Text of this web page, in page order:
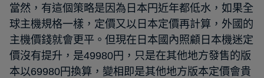
當然，有這個策略是因為日本円近年都低水，如果全
球主機規格一樣，定價又以日本定價再計算，外國的
主機價錢就會更平。但現在日本國內照顧日本機迷定
價沒有提升，是49980円，只是在其他地方發售的版
本以69980円換算，變相即是其他地方版本定價會貴